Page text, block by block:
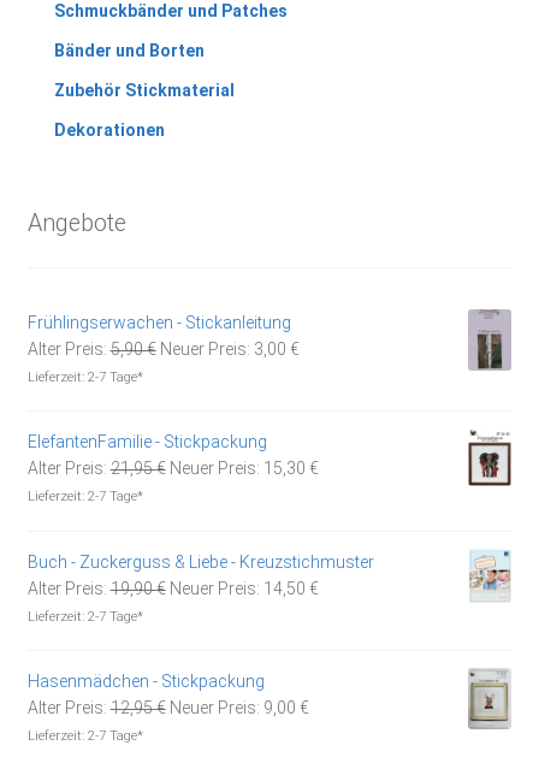
Schmuckbänder und Patches
Bänder und Borten
Zubehör Stickmaterial
Dekorationen
Angebote
Frühlingserwachen - Stickanleitung
Alter Preis: 5,90€ Ursprünglicher
Neuer Preis: 3,00 €Aktueller
Lieferzeit: 2-7 Tage*
ElefantenFamilie - Stickpackung
Alter Preis: 21,95€ Ursprünglicher
Neuer Preis: 15,30 €Aktueller
Lieferzeit: 2-7 Tage*
Buch - Zuckerguss & Liebe - Kreuzstichmuster
Alter Preis: 19,90€ Ursprünglicher
Neuer Preis: 14,50 €Aktueller
Lieferzeit: 2-7 Tage*
Hasenmädchen - Stickpackung
Alter Preis: 12,95€ Ursprünglicher
Neuer Preis: 9,00 €Aktueller
Lieferzeit: 2-7 Tage*